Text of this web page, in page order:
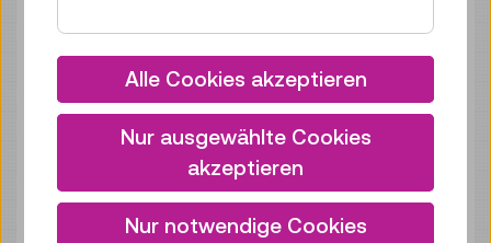
Mo 10.08. 13:00–13:40
Reservierung Kinderbereich
35 Plätze frei
€ 2,50
Tickets
14:00–14:40
Reservierung Kinderbereich
35 Plätze frei
Alle Cookies akzeptieren
Nur ausgewählte Cookies
akzeptieren
Nur notwendige Cookies